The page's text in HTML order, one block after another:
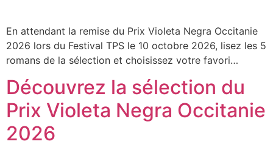
En attendant la remise du Prix Violeta Negra Occitanie
2026 lors du Festival TPS le 10 octobre 2026, lisez les 5
romans de la sélection et choisissez votre favori…
Découvrez la sélection du
Prix Violeta Negra Occitanie
2026